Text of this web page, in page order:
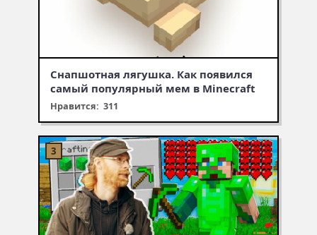
Снапшотная лягушка. Как появился
самый популярный мем в Minecraft
Нравится: 311